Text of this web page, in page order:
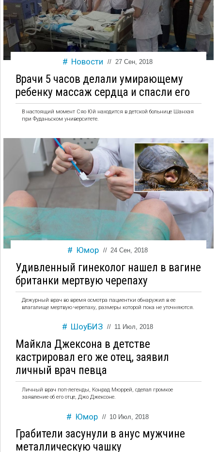
Новости // 27 Сен, 2018
Врачи 5 часов делали умирающему
ребенку массаж сердца и спасли его
В настоящий момент Сяо Юй находится в детской больнице Шанхая
при Фуданьском университете.
Юмор // 24 Сен, 2018
Удивленный гинеколог нашел в вагине
британки мертвую черепаху
Дежурный врач во время осмотра пациентки обнаружил в ее
влагалище мертвую черепаху, размеры которой пока не уточняются.
ШоуБИЗ // 11 Июл, 2018
Майкла Джексона в детстве
кастрировал его же отец, заявил
личный врач певца
Личный врач поп-легенды, Конрад Мюррей, сделал громкое
заявление об его отце, Джо Джексоне.
Юмор // 10 Июл, 2018
Грабители засунули в анус мужчине
металлическую чашку